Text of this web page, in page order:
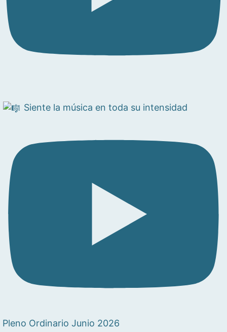
Siente la música en toda su intensidad
Pleno Ordinario Junio 2026